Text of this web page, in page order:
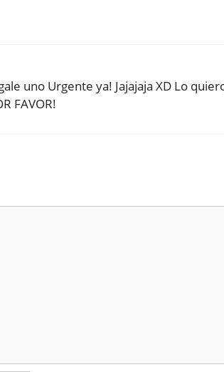
uno Urgente ya! Jajajaja XD Lo
FAVOR!